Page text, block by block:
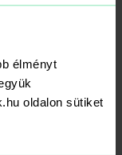
élményt
oldalon sütiket